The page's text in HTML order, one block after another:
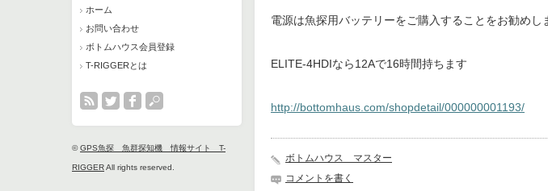
ホーム
お問い合わせ
ボトムハウス会員登録
T-RIGGERとは
©GPS魚探 魚群探知機 情報サイト T-
RIGGERAll rights reserved.
電源は魚探用バッテリーをご購入することをお勧めし
ELITE-4HDIなら12Aで16時間持ちます
http://bottomhaus.com/shopdetail/000000001193/
ボトムハウス マスター
コメントを書く